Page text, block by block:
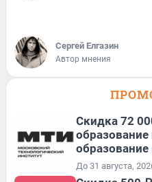
Сергей Елгазин
Автор мнения
Скидка 72
образование
До 31 августа,